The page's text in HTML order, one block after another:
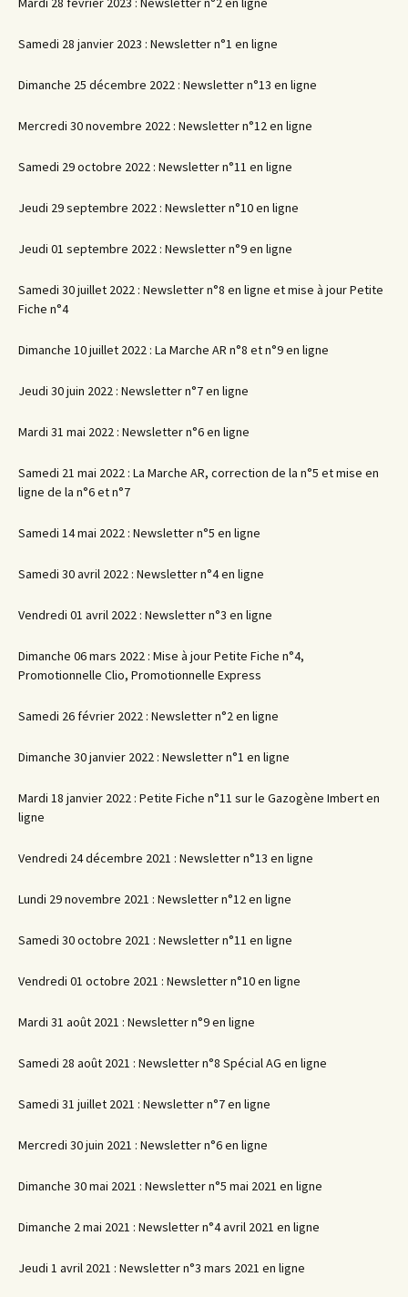
Samedi 28 janvier 2023 : Newsletter n°1 en ligne
Dimanche 25 décembre 2022 : Newsletter n°13 en ligne
Mercredi 30 novembre 2022 : Newsletter n°12 en ligne
Samedi 29 octobre 2022 : Newsletter n°11 en ligne
Jeudi 29 septembre 2022 : Newsletter n°10 en ligne
Jeudi 01 septembre 2022 : Newsletter n°9 en ligne
Samedi 30 juillet 2022 : Newsletter n°8 en ligne et mise à jour Petite
Fiche n°4
Dimanche 10 juillet 2022 : La Marche AR n°8 et n°9 en ligne
Jeudi 30 juin 2022 : Newsletter n°7 en ligne
Mardi 31 mai 2022 : Newsletter n°6 en ligne
Samedi 21 mai 2022 : La Marche AR, correction de la n°5 et mise en
ligne de la n°6 et n°7
Samedi 14 mai 2022 : Newsletter n°5 en ligne
Samedi 30 avril 2022 : Newsletter n°4 en ligne
Vendredi 01 avril 2022 : Newsletter n°3 en ligne
Dimanche 06 mars 2022 : Mise à jour Petite Fiche n°4,
Promotionnelle Clio, Promotionnelle Express
Samedi 26 février 2022 : Newsletter n°2 en ligne
Dimanche 30 janvier 2022 : Newsletter n°1 en ligne
Mardi 18 janvier 2022 : Petite Fiche n°11 sur le Gazogène Imbert en
ligne
Vendredi 24 décembre 2021 : Newsletter n°13 en ligne
Lundi 29 novembre 2021 : Newsletter n°12 en ligne
Samedi 30 octobre 2021 : Newsletter n°11 en ligne
Vendredi 01 octobre 2021 : Newsletter n°10 en ligne
Mardi 31 août 2021 : Newsletter n°9 en ligne
Samedi 28 août 2021 : Newsletter n°8 Spécial AG en ligne
Samedi 31 juillet 2021 : Newsletter n°7 en ligne
Mercredi 30 juin 2021 : Newsletter n°6 en ligne
Dimanche 30 mai 2021 : Newsletter n°5 mai 2021 en ligne
Dimanche 2 mai 2021 : Newsletter n°4 avril 2021 en ligne
Jeudi 1 avril 2021 : Newsletter n°3 mars 2021 en ligne